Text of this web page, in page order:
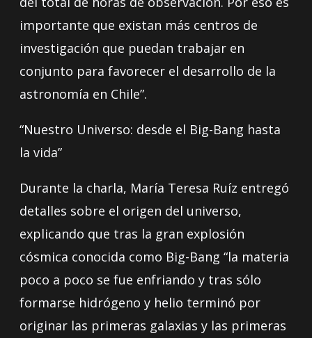
importante que existan más centros de
investigación que puedan trabajar en
conjunto para favorecer el desarrollo de la
astronomía en Chile”.
“Nuestro Universo: desde el Big-Bang hasta
la vida”
Durante la charla, María Teresa Ruíz entregó
detalles sobre el origen del universo,
explicando que tras la gran explosión
cósmica conocida como Big-Bang “la materia
poco a poco se fue enfriando y tras sólo
formarse hidrógeno y helio terminó por
originar las primeras galaxias y las primeras